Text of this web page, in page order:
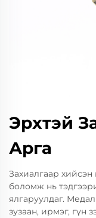
Эрхтэй
Арга
Захиалгаар
боломж нь
ялгаруулдаг.
зузаан, ирмэг, гүн